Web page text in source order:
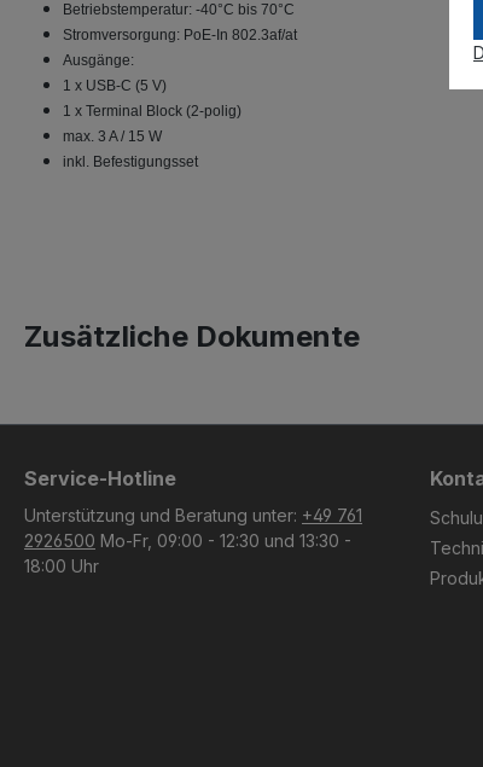
Betriebstemperatur: -40°C bis 70°C
Stromversorgung: PoE-In 802.3af/at
Ausgänge:
1 x USB-C (5 V)
1 x Terminal Block (2-polig)
max. 3 A / 15 W
inkl. Befestigungsset
Zusätzliche Dokumente
Service-Hotline
Unterstützung und Beratung unter: +49 761
2926500 Mo-Fr, 09:00 - 12:30 und 13:30 -
18:00 Uhr